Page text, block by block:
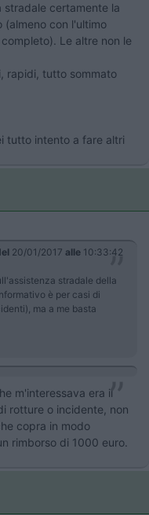
stradale certamente la
con l'ultimo
Le altre non le
rapidi, tutto sommato
tutto intento a fare altri
20/01/2017 alle 10:33:42
stradale della
è per casi di
ma a me basta
m'interessava era il
rotture o incidente, non
copra in modo
rimborso di 1000 euro.